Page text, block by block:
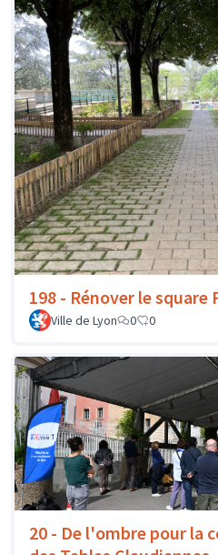
198 - Rénover le square
Ville de Lyon
0 0
20 - De l'ombre pour la